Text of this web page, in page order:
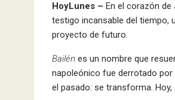
HoyLunes – En el corazón
testigo incansable del tiempo,
proyecto de futuro.
Bailén es un nombre que
napoleónico fue derrotado por
el pasado: se transforma. Hoy,